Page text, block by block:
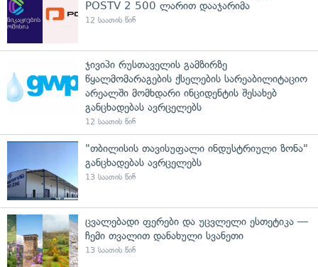
POSTV 2 500 ლარით დააჯარიმა
12 საათის წინ
ჯივიპი რუსთაველის გამზირზე
წყალმომარაგების ქსელების სარეაბილიტაციო
არეალში მომხდარი ინციდენტის შესახებ
განცხადებას ავრცელებს
12 საათის წინ
"თბილისის თავისუფალი ინდუსტრიული ზონა"
განცხადებას ავრცელებს
13 საათის წინ
ცვალებადი ფერები და უცვლელი ესთეტიკა —
ჩემი თვალით დანახული სვანეთი
13 საათის წინ